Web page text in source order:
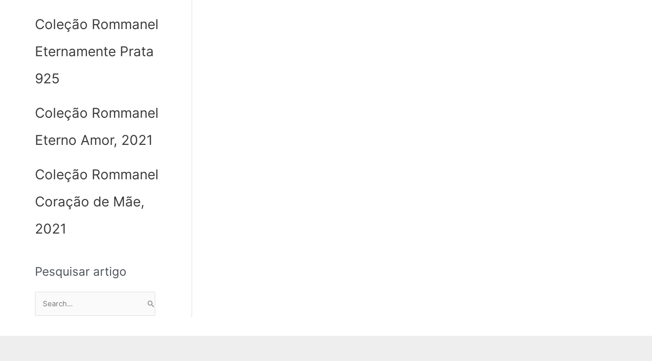
Coleção Rommanel
Eternamente Prata
925
Coleção Rommanel
Eterno Amor, 2021
Coleção Rommanel
Coração de Mãe,
2021
Pesquisar artigo